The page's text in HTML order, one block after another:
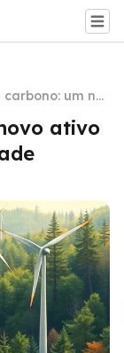
um no
de sustent
ativo